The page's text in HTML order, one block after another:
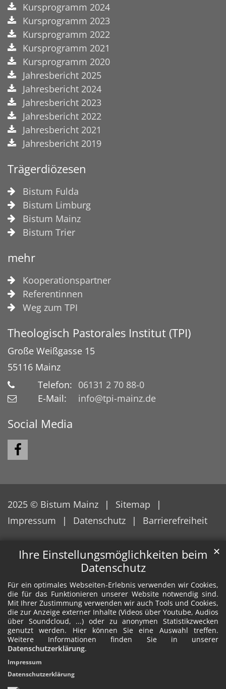
Ihre Einstellungsmöglichkeiten beim
Datenschutz
Für ein optimales Webseiten-Erlebnis verwenden wir Cookies,
die für das Funktionieren unserer Website notwendig sind.
Mit Ihrer Zustimmung verwenden wir auch Tools und Cookies,
die zur Anzeige externer Inhalte (Videos über Youtube, Audios
über Soundcloud, ...) oder zu anonymen Statistikzwecken
genutzt werden. Hier können Sie eine Auswahl treffen.
Weitere Informationen finden Sie in unserer
Datenschutzerklärung.
✕
Impressum
Datenschutzerklärung
Kursprogramm 2024
Kursprogramm 2023
Kursprogramm 2022
Kursprogramm 2021
Kursprogramm 2020
Jahresbericht 2025
Jahresbericht 2024
Jahresbericht 2023
Jahresbericht 2022
Jahresbericht 2021
Jahresbericht 2019
Trägerdiözesen
Bistum Fulda
Bistum Limburg
Bistum Mainz
Bistum Trier
mehr
Kooperationspartner
Referentinnen
Weg zum TPI
Theologisch Pastorales Institut (TPI)
Große Weißgasse 15
55116 Mainz
Telefon: 06131 2 70 88-0
E-Mail:
info@tpi-mainz.de
Social Media
2025 © Bistum Mainz
Sitemap
Impressum
Datenschutz Barrierefreiheit